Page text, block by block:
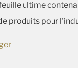
ultime
produits pour